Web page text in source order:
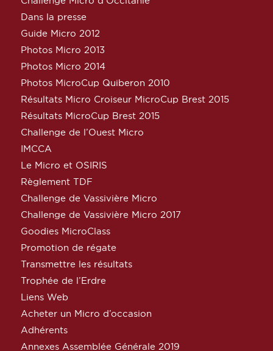
Dans la presse
Guide Micro 2012
Photos Micro 2013
Photos Micro 2014
Photos MicroCup Quiberon 2010
Résultats Micro Croiseur MicroCup Brest 2015
Résultats MicroCup Brest 2015
Challenge de l’Ouest Micro
IMCCA
Le Micro et OSIRIS
Règlement TDF
Challenge de Vassivière Micro
Challenge de Vassivière Micro 2017
Goodies MicroClass
Promotion de régate
Transmettre les résultats
Trophée de l’Erdre
Liens Web
Acheter un Micro d’occasion
Adhérents
Annexes Assemblée Générale 2019